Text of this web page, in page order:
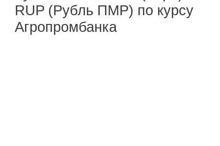
RUP (Рубль ПМР) по курсу
Агропромбанка